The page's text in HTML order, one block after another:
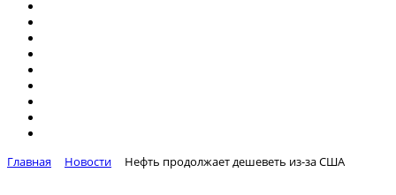
Главная Новости Нефть продолжает дешеветь из-за США